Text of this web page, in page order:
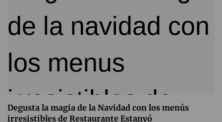
Degusta la magia de la Navidad con los menús
irresistibles de Restaurante Estanyó